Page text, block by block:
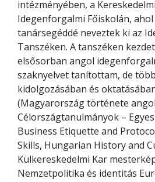
intézményében, a
Idegenforgalmi Főiskolán,
tanársegéddé neveztek ki az
Tanszéken. A tanszéken
elsősorban angol
szaknyelvet tanítottam, de
kidolgozásában és
(Magyarország története
Célországtanulmányok –
Business Etiquette and
Skills, Hungarian History and
Külkereskedelmi Kar
Nemzetpolitika és identitás